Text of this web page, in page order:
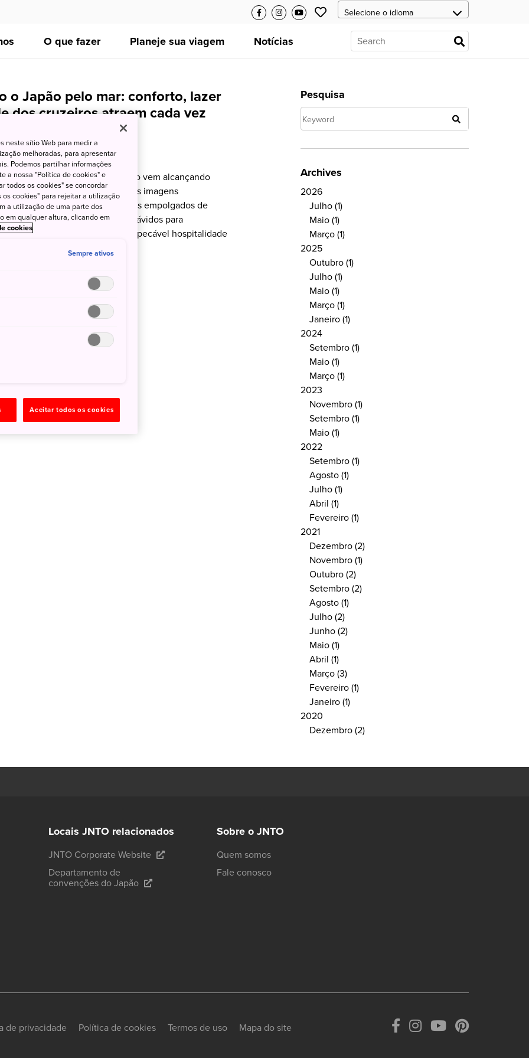
O que fazer Planeje sua viagem Notícias
o Japão pelo mar: conforto, lazer
dos cruzeiros atraem cada vez
JNTO Brasil
suas fronteiras em 2022, o Japão vem alcançando
de visitantes. Motivados pelas imagens
nas mídias e pelos relatos empolgados de
turistas estrangeiros chegam ávidos para
da terra e desfrutar da impecável hospitalidade
Pesquisa
Archives
2026
Julho (1)
Maio (1)
Março (1)
2025
Outubro (1)
Julho (1)
Maio (1)
Março (1)
Janeiro (1)
2024
Setembro (1)
Maio (1)
Março (1)
2023
Novembro (1)
Setembro (1)
Maio (1)
2022
Setembro (1)
Agosto (1)
Julho (1)
Abril (1)
Fevereiro (1)
2021
Dezembro (2)
Novembro (1)
Outubro (2)
Setembro (2)
Agosto (1)
Julho (2)
Junho (2)
Maio (1)
Abril (1)
Março (3)
Fevereiro (1)
Janeiro (1)
2020
Dezembro (2)
Locais JNTO relacionados
JNTO Corporate Website
Departamento de
convenções do Japão
Sobre o JNTO
Quem somos
Fale conosco
de privacidade Política de cookies Termos de uso Mapa do site
neste sítio Web para medir a
melhoradas, para apresentar
Podemos partilhar informações
a nossa "Política de cookies" e
todos os cookies" se concordar
cookies" para rejeitar a utilização
a utilização de uma parte dos
em qualquer altura, clicando em
cookies
Sempre ativos
Aceitar todos os cookies